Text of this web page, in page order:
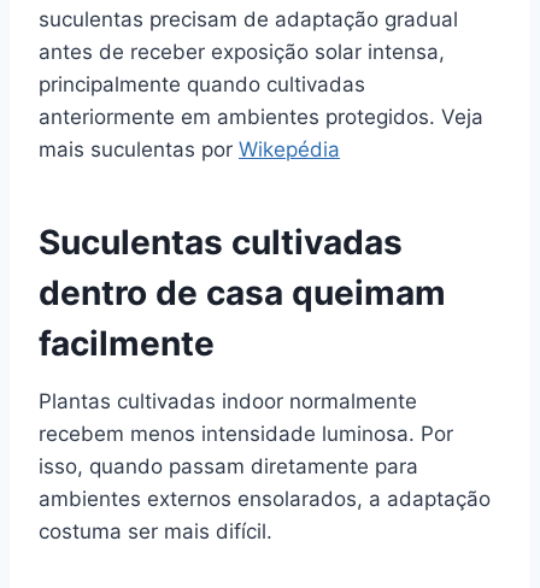
suculentas precisam de adaptação gradual
antes de receber exposição solar intensa,
principalmente quando cultivadas
anteriormente em ambientes protegidos. Veja
mais suculentas por Wikepédia
Suculentas cultivadas
dentro de casa queimam
facilmente
Plantas cultivadas indoor normalmente
recebem menos intensidade luminosa. Por
isso, quando passam diretamente para
ambientes externos ensolarados, a adaptação
costuma ser mais difícil.